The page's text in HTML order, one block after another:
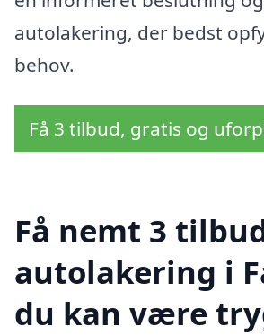
autolakering, der bedst
behov.
Få 3 tilbud, gratis og
Få nemt 3
autolakering i
du kan være